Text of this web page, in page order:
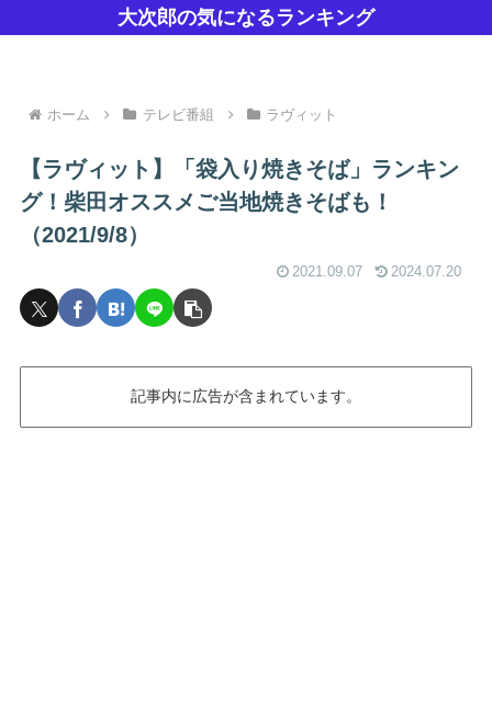
大次郎の気になるランキング
ホーム テレビ番組 ラヴィット
【ラヴィット】「袋入り焼きそば」ランキン
グ！柴田オススメご当地焼きそばも！
（2021/9/8）
2021.09.07 2024.07.20
記事内に広告が含まれています。